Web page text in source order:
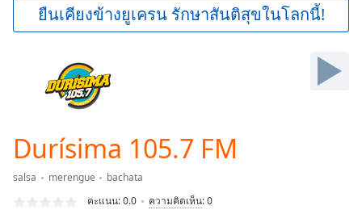
Current
Time0:00
ยืนเคียงข้างยูเครน รักษาสันติสุขในโลกนี้!
Durísima 105.7 FM
salsa merengue
bachata
คะแนน:0.0 ความคิดเห็น:0